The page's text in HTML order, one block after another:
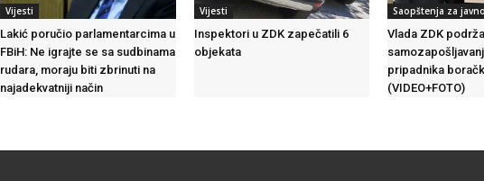
Vijesti
Lakić poručio parlamentarcima u
FBiH: Ne igrajte se sa sudbinama
rudara, moraju biti zbrinuti na
najadekvatniji način
Vijesti
Inspektori u ZDK zapečatili 6
objekata
Saopštenja za
Vlada ZDK
pripadnika
(VIDEO+FOTO)